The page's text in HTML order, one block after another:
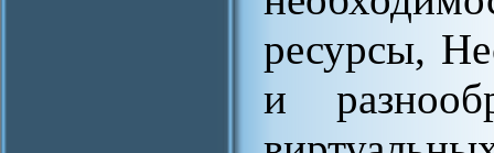
ресурсы,
и